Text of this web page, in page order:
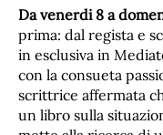
Da venerdi 8 a
prima: dal regista e
in esclusiva in
con la consueta
scrittrice affermata
un libro sulla